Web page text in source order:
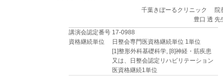
千葉きぼーるクリニック 院
豊口 透 先
講演会認定番号 17-0988
資格継続単位
日整会専門医資格継続単位 1単位
[1]整形外科基礎科学, [8]神経・筋疾患
又は、日整会認定リハビリテーション
医資格継続1単位